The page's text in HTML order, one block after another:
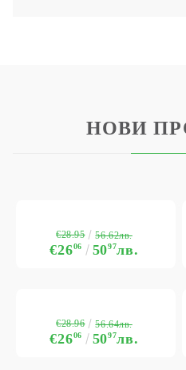
НОВИ
€2606 5097лв.
€28.95 56.62лв.
€2606 5097лв.
€28.96 56.64лв.